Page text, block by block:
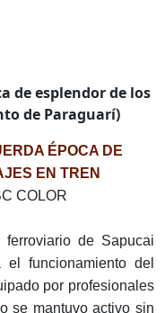
de esplendor de los
de Paraguarí)
ÉPOCA DE
EN TREN
COLOR
de Sapucai
el funcionamiento del
por profesionales
se mantuvo activo sin